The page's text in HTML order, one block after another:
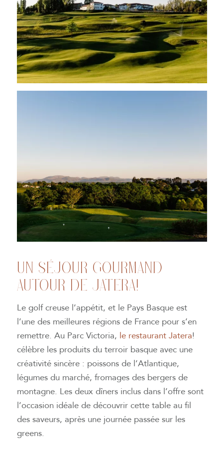
UN SÈJOUR GOURMAND
AUTOUR DE JATERA!
Le golf creuse l’appétit, et le Pays Basque est
l’une des meilleures régions de France pour s’en
remettre. Au Parc Victoria, le restaurant Jatera!
célèbre les produits du terroir basque avec une
créativité sincère : poissons de l’Atlantique,
légumes du marché, fromages des bergers de
montagne. Les deux dîners inclus dans l’offre sont
l’occasion idéale de découvrir cette table au fil
des saveurs, après une journée passée sur les
greens.